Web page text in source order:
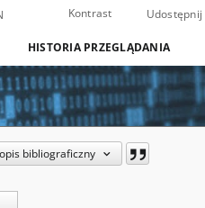
Kontrast Udostępnij
HISTORIA PRZEGLĄDANIA
bibliograficzny